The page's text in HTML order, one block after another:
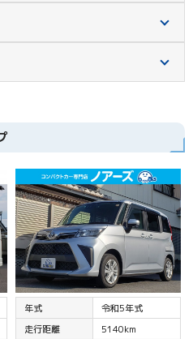
年式
令和5年式
走行距離
5140km